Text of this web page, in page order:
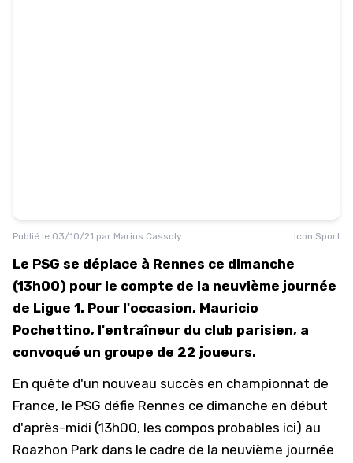
Publié le 03/10/21 par Marius Cassoly Icon Sport
Le PSG se déplace à Rennes ce dimanche
(13h00) pour le compte de la neuvième journée
de Ligue 1. Pour l'occasion, Mauricio
Pochettino, l'entraîneur du club parisien, a
convoqué un groupe de 22 joueurs.
En quête d'un nouveau succès en championnat de
France, le PSG défie Rennes ce dimanche en début
d'après-midi (13h00, les compos probables ici) au
Roazhon Park dans le cadre de la neuvième journée